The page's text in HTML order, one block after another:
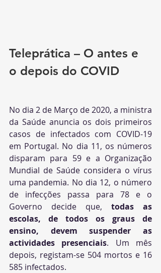
Teleprática – O antes e
o depois do COVID
No dia 2 de Março de 2020, a ministra
da Saúde anuncia os dois primeiros
casos de infectados com COVID-19
em Portugal. No dia 11, os números
disparam para 59 e a Organização
Mundial de Saúde considera o vírus
uma pandemia. No dia 12, o número
de infecções passa para 78 e o
Governo decide que, todas as
escolas, de todos os graus de
ensino, devem suspender as
actividades presenciais. Um mês
depois, registam-se 504 mortos e 16
585 infectados.